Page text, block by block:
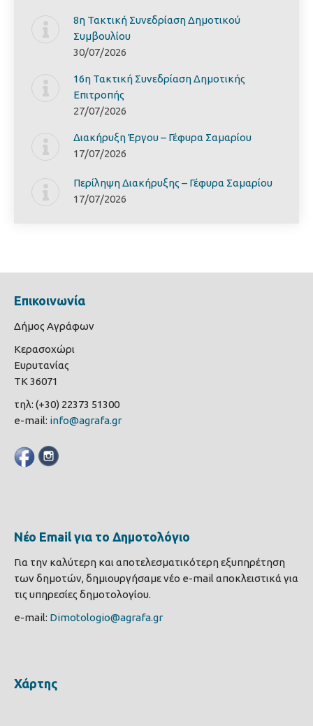
8η Τακτική Συνεδρίαση Δημοτικού
Συμβουλίου
30/07/2026
16η Τακτική Συνεδρίαση Δημοτικής
Επιτροπής
27/07/2026
Διακήρυξη Έργoυ – Γέφυρα Σαμαρίoυ
17/07/2026
Περίληψη Διακήρυξης – Γέφυρα Σαμαρίoυ
17/07/2026
Επικοινωνία
Δήμος Αγράφων
Κερασοχώρι
Ευρυτανίας
ΤΚ 36071
τηλ: (+30) 22373 51300
e-mail: info@agrafa.gr
Νέο Email για το Δημοτολόγιο
Για την καλύτερη και αποτελεσματικότερη εξυπηρέτηση
των δημοτών, δημιουργήσαμε νέο e-mail αποκλειστικά για
τις υπηρεσίες δημοτολογίου.
e-mail: Dimotologio@agrafa.gr
Χάρτης